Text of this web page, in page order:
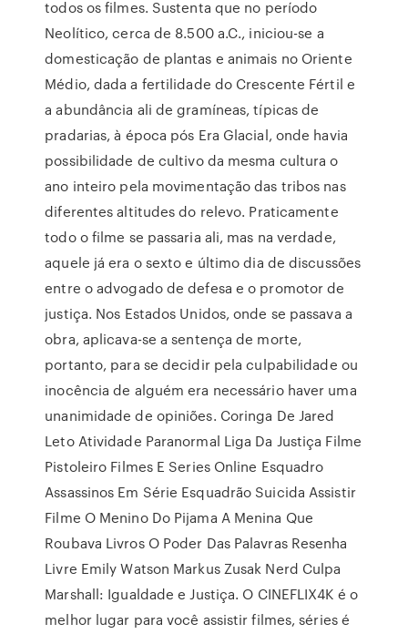
todos os filmes. Sustenta que no período
Neolítico, cerca de 8.500 a.C., iniciou-se a
domesticação de plantas e animais no Oriente
Médio, dada a fertilidade do Crescente Fértil e
a abundância ali de gramíneas, típicas de
pradarias, à época pós Era Glacial, onde havia
possibilidade de cultivo da mesma cultura o
ano inteiro pela movimentação das tribos nas
diferentes altitudes do relevo. Praticamente
todo o filme se passaria ali, mas na verdade,
aquele já era o sexto e último dia de discussões
entre o advogado de defesa e o promotor de
justiça. Nos Estados Unidos, onde se passava a
obra, aplicava-se a sentença de morte,
portanto, para se decidir pela culpabilidade ou
inocência de alguém era necessário haver uma
unanimidade de opiniões. Coringa De Jared
Leto Atividade Paranormal Liga Da Justiça Filme
Pistoleiro Filmes E Series Online Esquadro
Assassinos Em Série Esquadrão Suicida Assistir
Filme O Menino Do Pijama A Menina Que
Roubava Livros O Poder Das Palavras Resenha
Livre Emily Watson Markus Zusak Nerd Culpa
Marshall: Igualdade e Justiça. O CINEFLIX4K é o
melhor lugar para você assistir filmes, séries é